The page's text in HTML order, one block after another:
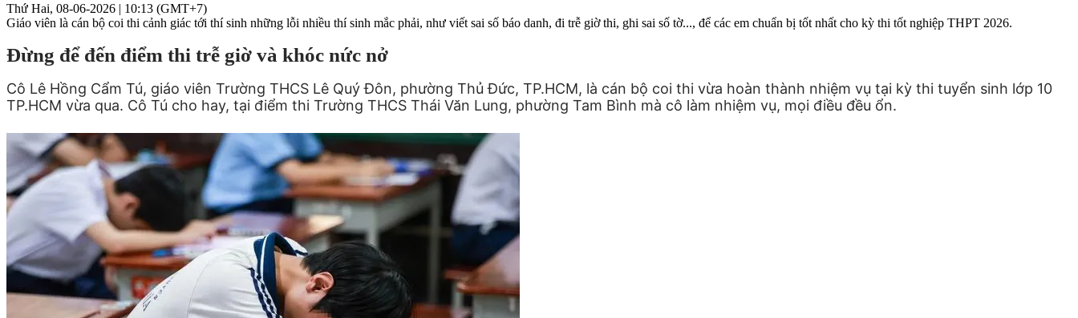
Thứ Hai, 08-06-2026 | 10:13 (GMT+7)
Giáo viên là cán bộ coi thi cảnh giác tới thí sinh những lỗi nhiều thí sinh mắc phải, như viết sai số báo danh, đi trễ giờ thi, ghi sai số tờ..., để các em chuẩn bị tốt nhất cho kỳ thi tốt nghiệp THPT 2026.
Đừng để đến điểm thi trễ giờ và khóc nức nở
Cô Lê Hồng Cẩm Tú, giáo viên Trường THCS Lê Quý Đôn, phường Thủ Đức, TP.HCM, là cán bộ coi thi vừa hoàn thành nhiệm vụ tại kỳ thi tuyển sinh lớp 10
TP.HCM vừa qua. Cô Tú cho hay, tại điểm thi Trường THCS Thái Văn Lung, phường Tam Bình mà cô làm nhiệm vụ, mọi điều đều ổn.